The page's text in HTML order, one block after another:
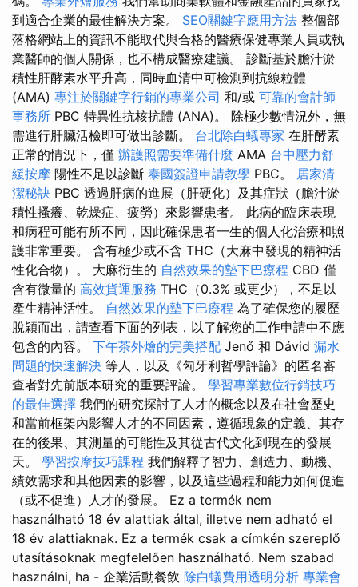
到適合企業的最佳解決方案。 SEO關鍵字應用方法 整個部
落格網站上的資訊不能取代與合格的醫療保健專業人員或執
業醫師的個人關係，也不構成醫療建議。 診斷基於膽汁淤
積性肝酵素水平升高，同時血清中可檢測到抗線粒體
(AMA) 專注於關鍵字行銷的專業公司 和/或 可靠的會計師
事務所 PBC 特異性抗核抗體 (ANA)。 除極少數情況外，無
需進行肝臟活檢即可做出診斷。 台北除白蟻專家 在肝酵素
正常的情況下，僅 辦護照需要準備什麼 AMA 台中壓力舒
緩按摩 陽性不足以診斷 泰國簽證申請教學 PBC。 居家清
潔秘訣 PBC 透過肝病的進展（肝硬化）及其症狀（膽汁淤
積性搔癢、乾燥症、疲勞）來影響患者。 此病的臨床表現
和病程可能有所不同，因此確保患者一生的個人化治療和照
護非常重要。 含有極少或不含 THC（大麻中發現的精神活
性化合物）。 大麻衍生的 自然效果的墊下巴療程 CBD 僅
含有微量的 高效貨運服務 THC（0.3% 或更少），不足以
產生精神活性。 自然效果的墊下巴療程 為了確保您的履歷
脫穎而出，請查看下面的列表，以了解您的工作申請中不應
包含的內容。 下午茶外燴的完美搭配 Jenő 和 Dávid 漏水
問題的快速解決 等人，以及《匈牙利哲學評論》的匿名審
查者對先前版本研究的重要評論。 學習專業數位行銷技巧
的最佳選擇 我們的研究探討了人才的概念以及在社會歷史
和當前框架內影響人才的不同因素，遵循現象的定義、其存
在的後果、其測量的可能性及其從古代文化到現在的發展
天。 學習按摩技巧課程 我們解釋了智力、創造力、動機、
績效需求和其他因素的影響，以及這些過程和能力如何促進
（或不促進）人才的發展。 Ez a termék nem
használható 18 év alattiak által, illetve nem adható el
18 év alattiaknak. Ez a termék csak a címkén szereplő
utasításoknak megfelelően használható. Nem szabad
használni, ha - 企業活動餐飲 除白蟻費用透明分析 專業會